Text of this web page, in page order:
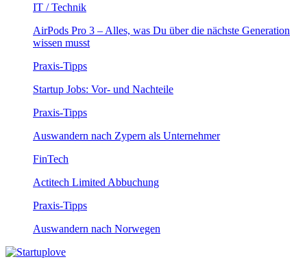
IT / Technik
AirPods Pro 3 – Alles, was Du über die nächste Generation
wissen musst
Praxis-Tipps
Startup Jobs: Vor- und Nachteile
Praxis-Tipps
Auswandern nach Zypern als Unternehmer
FinTech
Actitech Limited Abbuchung
Praxis-Tipps
Auswandern nach Norwegen